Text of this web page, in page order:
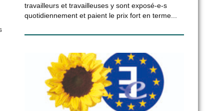
travailleurs et travailleuses y sont exposé-e-s
quotidiennement et paient le prix fort en terme...